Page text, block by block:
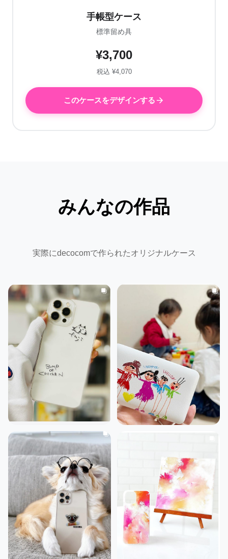
手帳型ケース
標準留め具
¥3,700
税込 ¥4,070
このケースをデザインする
みんなの作品
実際にdecocomで作られたオリジナルケース